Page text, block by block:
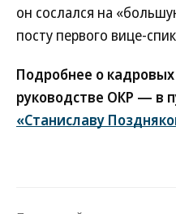
он сослался на
посту первого вице-
Подробнее о кадровых
руководстве ОКР — в
«Станиславу